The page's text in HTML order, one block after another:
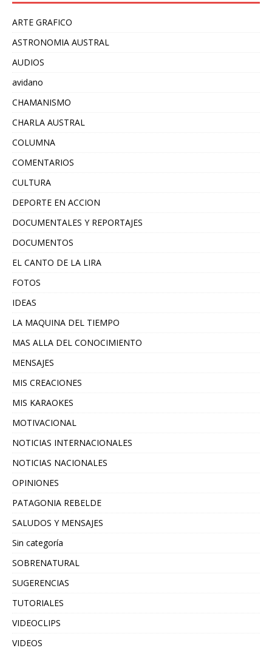
ARTE GRAFICO
ASTRONOMIA AUSTRAL
AUDIOS
avidano
CHAMANISMO
CHARLA AUSTRAL
COLUMNA
COMENTARIOS
CULTURA
DEPORTE EN ACCION
DOCUMENTALES Y REPORTAJES
DOCUMENTOS
EL CANTO DE LA LIRA
FOTOS
IDEAS
LA MAQUINA DEL TIEMPO
MAS ALLA DEL CONOCIMIENTO
MENSAJES
MIS CREACIONES
MIS KARAOKES
MOTIVACIONAL
NOTICIAS INTERNACIONALES
NOTICIAS NACIONALES
OPINIONES
PATAGONIA REBELDE
SALUDOS Y MENSAJES
Sin categoría
SOBRENATURAL
SUGERENCIAS
TUTORIALES
VIDEOCLIPS
VIDEOS